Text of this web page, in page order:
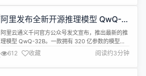
专家、PHP 技术布道师等伙伴寻求了帮助，他们将带
本文就将探索调查结果，共同了解 PHP 开发者如何
驾驭不断发展...
阿里发布全新开源推理模型 QwQ-
32B
阿里云通义千问官方公众号发文宣布，推出最新的推
理模型 QwQ-32B。一款拥有 320 亿参数的模型，
其性能可与具备 6710 亿参数（其中 370 亿被激活）
的 DeepSeek-R1 媲美。 这一成果突显了将强化学
习应用于经过大规模预训练的强大基础模型的有效
612 收藏 阅读约3分钟